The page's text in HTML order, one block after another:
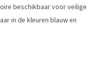
beschikbaar voor veilige
in de kleuren blauw en